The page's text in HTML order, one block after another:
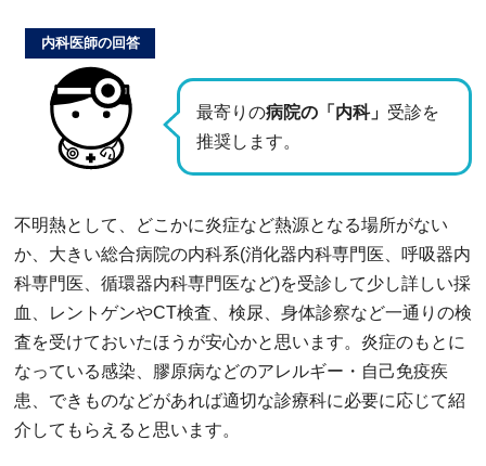
最寄りの病院の「内科」 受診を
推奨します。
内科医師の回答
不明熱として、どこかに炎症など熱源となる場所がない
か、大きい総合病院の内科系(消化器内科専門医、呼吸器内
科専門医、循環器内科専門医など)を受診して少し詳しい採
血、レントゲンやCT検査、検尿、身体診察など一通りの検
査を受けておいたほうが安心かと思います。炎症のもとに
なっている感染、膠原病などのアレルギー・自己免疫疾
患、できものなどがあれば適切な診療科に必要に応じて紹
介してもらえると思います。